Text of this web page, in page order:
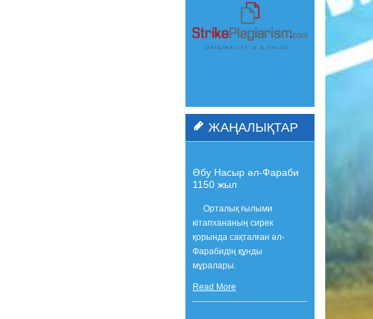
ЖАҢАЛЫҚТАР
Әбу Насыр әл-Фараби
1150 жыл
Орталық ғылыми
кітапхананың сирек
қорында сақталған әл-
Фарабидің құнды
мұралары.
Read More